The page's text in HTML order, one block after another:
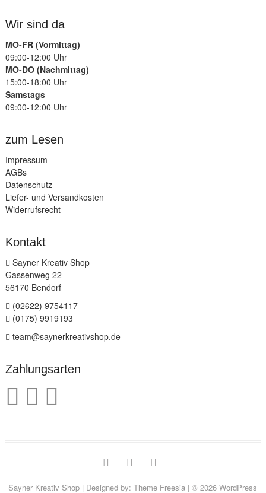
Wir sind da
MO-FR (Vormittag)
09:00-12:00 Uhr
MO-DO (Nachmittag)
15:00-18:00 Uhr
Samstags
09:00-12:00 Uhr
zum Lesen
Impressum
AGBs
Datenschutz
Liefer- und Versandkosten
Widerrufsrecht
Kontakt
Sayner Kreativ Shop
Gassenweg 22
56170 Bendorf
(02622) 9754117
(0175) 9919193
team@saynerkreativshop.de
Zahlungsarten
facebookinstagram
Sayner Kreativ Shop | Designed by:Theme Freesia | © 2026WordPress